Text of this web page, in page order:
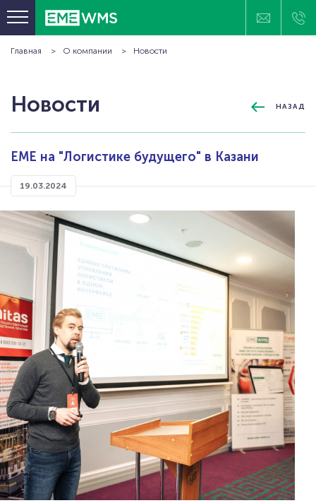
Главная О компании Новости
Новости
ЕМЕ на "Логистике будущего" в Казани
НАЗАД
19.03.2024
КЛИЕНТЫ
ПРОЕКТЫ
ТЕХНОЛОГИИ И ОБОРУДОВАНИЕ
БАЗА ЗНАНИЙ
КОНТАКТЫ